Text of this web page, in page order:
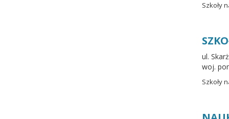
Szkoły
ul.
woj.
Szkoły